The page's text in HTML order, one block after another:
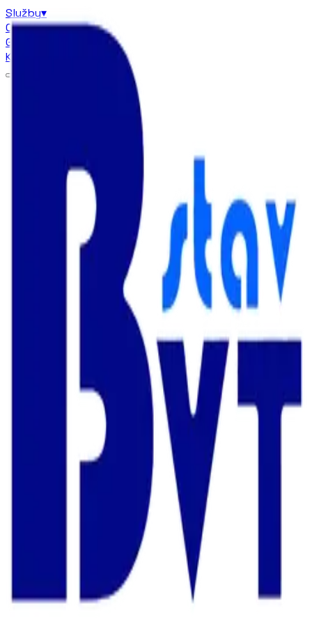
Služby▾
Certifikáty
Galéria
Kontakt